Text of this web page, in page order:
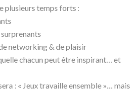
plusieurs temps forts :
networking & de plaisir
chacun peut être inspirant… et
: « Jeux travaille ensemble »… mais